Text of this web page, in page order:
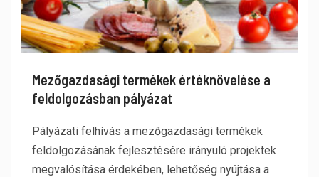
Mezőgazdasági termékek értéknövelése a
feldolgozásban pályázat
Pályázati felhívás a mezőgazdasági termékek
feldolgozásának fejlesztésére irányuló projektek
megvalósítása érdekében, lehetőség nyújtása a